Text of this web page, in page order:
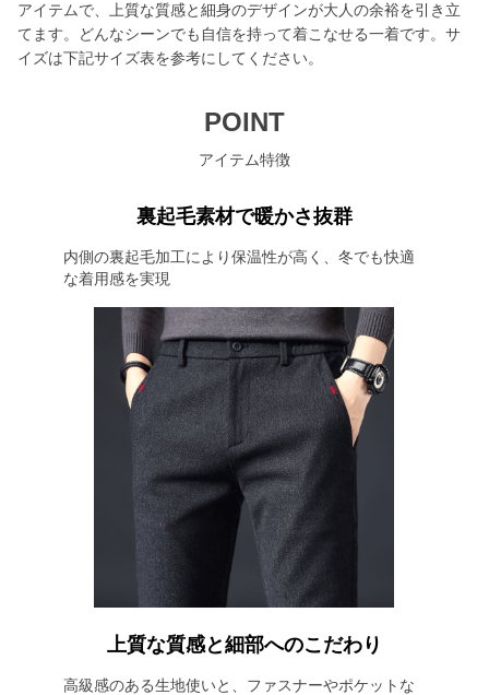
アイテムで、上質な質感と細身のデザインが大人の余裕を引き立
てます。どんなシーンでも自信を持って着こなせる一着です。サ
イズは下記サイズ表を参考にしてください。
POINT
アイテム特徴
裏起毛素材で暖かさ抜群
内側の裏起毛加工により保温性が高く、冬でも快適
な着用感を実現
上質な質感と細部へのこだわり
高級感のある生地使いと、ファスナーやポケットな